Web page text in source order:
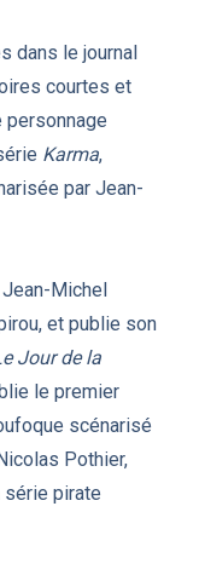
dans le journal
courtes et
personnage
Karma,
par Jean-
Jean-Michel
et publie son
Jour de la
le premier
scénarisé
Pothier,
pirate